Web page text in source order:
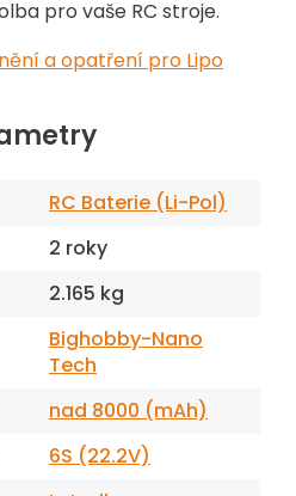
pro vaše RC stroje.
a opatření pro Lipo
RC Baterie (Li-Pol)
2 roky
2.165 kg
Bighobby-Nano
Tech
nad 8000 (mAh)
6S (22.2V)